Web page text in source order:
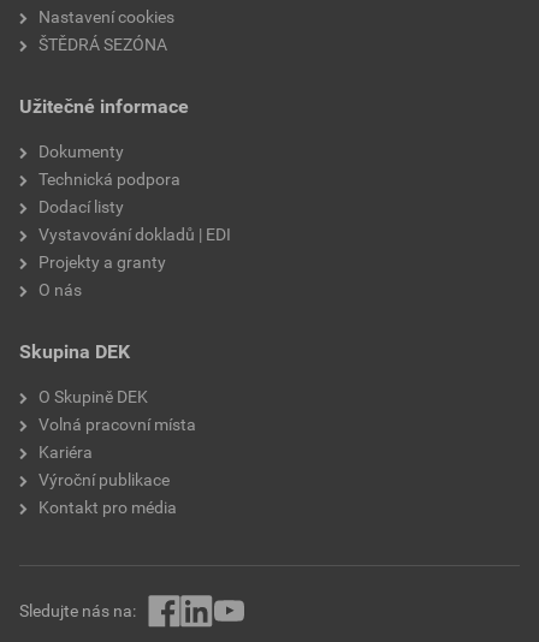
materiálová báze
Nastavení cookies
ŠTĚDRÁ SEZÓNA
Užitečné informace
Dokumenty
Technická podpora
Dodací listy
Vystavování dokladů | EDI
Projekty a granty
O nás
Skupina DEK
O Skupině DEK
Volná pracovní místa
Kariéra
Výroční publikace
Kontakt pro média
Sledujte nás na: